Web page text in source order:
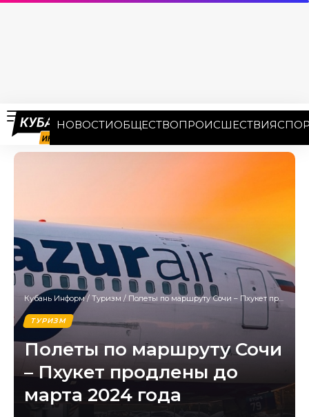
НОВОСТИОБЩЕСТВОПРОИСШЕСТВИЯ
Кубань Информ/ Туризм / Полеты по маршруту Сочи – Пхукет продлены до марта 2024 года
ТУРИЗМ
Полеты по маршруту Сочи
– Пхукет продлены до
марта 2024 года